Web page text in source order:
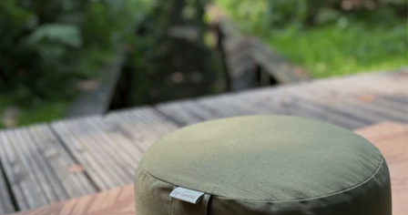
Alle Meditatiekussens